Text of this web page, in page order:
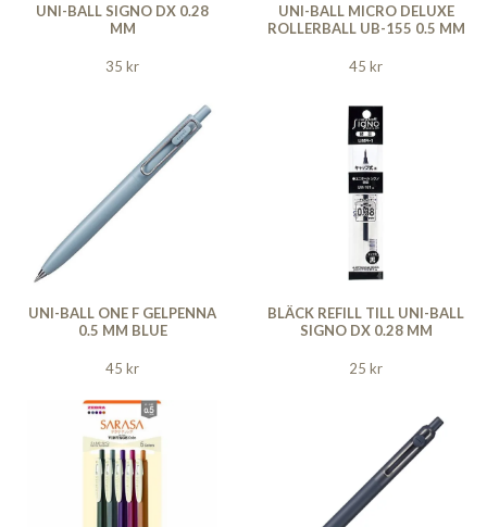
UNI-BALL SIGNO DX 0.28
MM
35 kr
UNI-BALL MICRO DELUXE
ROLLERBALL UB-155 0.5 MM
45 kr
UNI-BALL ONE F GELPENNA
0.5 MM BLUE
45 kr
BLÄCK REFILL TILL UNI-BALL
SIGNO DX 0.28 MM
25 kr